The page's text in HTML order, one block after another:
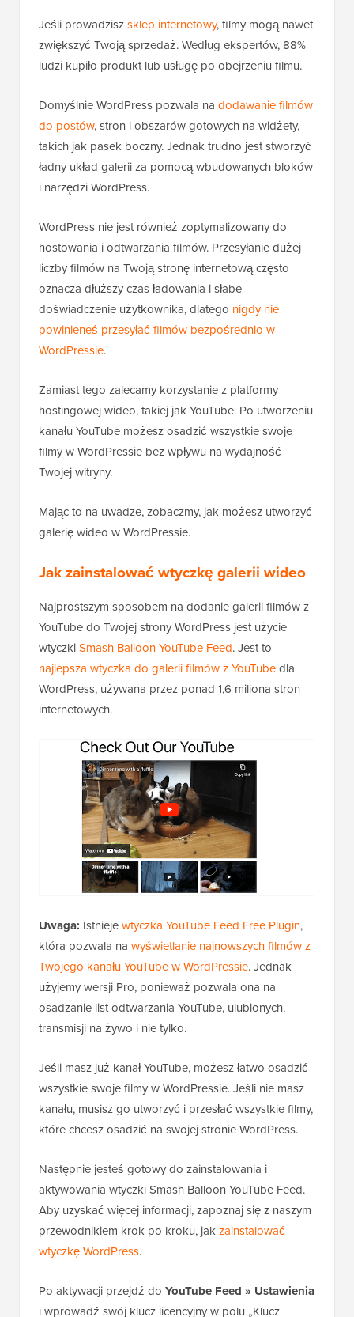
Jeśli prowadziszsklep internetowy, filmy mogą nawet
zwiększyć Twoją sprzedaż. Według ekspertów, 88%
ludzi kupiło produkt lub usługę po obejrzeniu filmu.
Domyślnie WordPress pozwala na dodawanie filmów
do postów, stron i obszarów gotowych na widżety,
takich jak pasek boczny. Jednak trudno jest stworzyć
ładny układ galerii za pomocą wbudowanych bloków
i narzędzi WordPress.
WordPress nie jest również zoptymalizowany do
hostowania i odtwarzania filmów. Przesyłanie dużej
liczby filmów na Twoją stronę internetową często
oznacza dłuższy czas ładowania i słabe
doświadczenie użytkownika, dlatego nigdy nie
powinieneś przesyłać filmów bezpośrednio w
WordPressie.
Zamiast tego zalecamy korzystanie z platformy
hostingowej wideo, takiej jak YouTube. Po utworzeniu
kanału YouTube możesz osadzić wszystkie swoje
filmy w WordPressie bez wpływu na wydajność
Twojej witryny.
Mając to na uwadze, zobaczmy, jak możesz utworzyć
galerię wideo w WordPressie.
Jak zainstalować wtyczkę galerii wideo
Najprostszym sposobem na dodanie galerii filmów z
YouTube do Twojej strony WordPress jest użycie
wtyczkiSmash Balloon YouTube Feed. Jest to
najlepsza wtyczka do galerii filmów z YouTubedla
WordPress, używana przez ponad 1,6 miliona stron
internetowych.
Uwaga: Istniejewtyczka YouTube Feed Free Plugin,
która pozwala na wyświetlanie najnowszych filmów z
Twojego kanału YouTube w WordPressie. Jednak
użyjemy wersji Pro, ponieważ pozwala ona na
osadzanie list odtwarzania YouTube, ulubionych,
transmisji na żywo i nie tylko.
Jeśli masz już kanał YouTube, możesz łatwo osadzić
wszystkie swoje filmy w WordPressie. Jeśli nie masz
kanału, musisz go utworzyć i przesłać wszystkie filmy,
które chcesz osadzić na swojej stronie WordPress.
Następnie jesteś gotowy do zainstalowania i
aktywowania wtyczki Smash Balloon YouTube Feed.
Aby uzyskać więcej informacji, zapoznaj się z naszym
przewodnikiem krok po kroku, jakzainstalować
wtyczkę WordPress.
Po aktywacji przejdź do YouTube Feed » Ustawienia
i wprowadź swój klucz licencyjny w polu „Klucz